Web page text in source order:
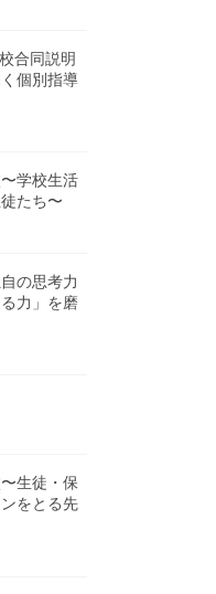
合同説明
個別指導
学校生活
たち〜
の思考力
力」を磨
生徒・保
をとる先